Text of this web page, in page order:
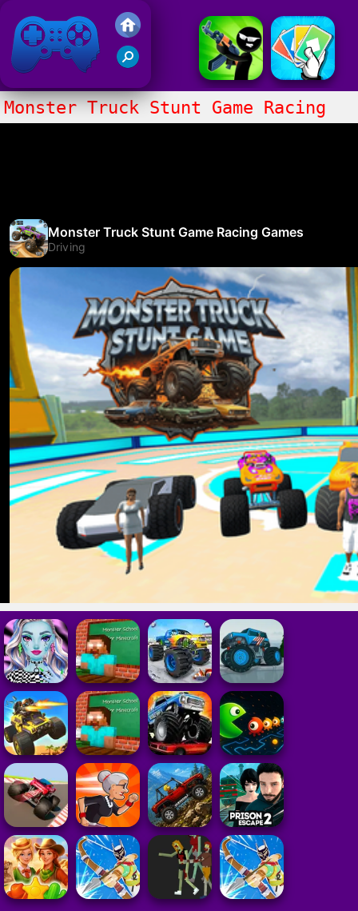
Juegos Friv 2020
Monster Truck Stunt Game Racing